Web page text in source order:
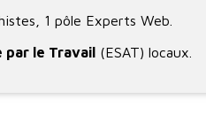
1 pôle Experts Web.
par le Travail (ESAT) locaux.